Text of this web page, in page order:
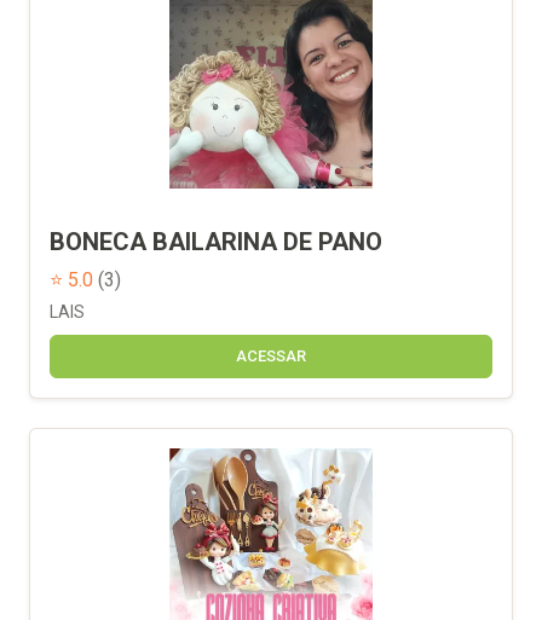
BONECA BAILARINA DE PANO
⭐ 5.0 (3)
LAIS
ACESSAR